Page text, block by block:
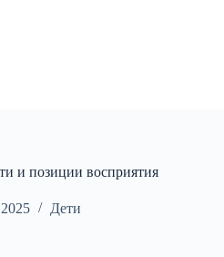
и позиции восприятия
Дети